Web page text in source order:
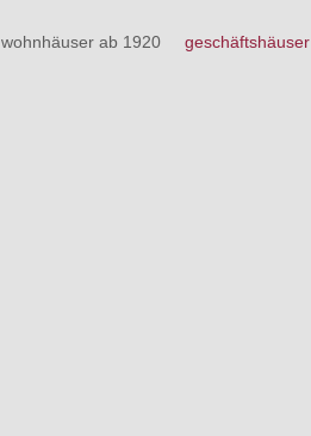
wohnhäuser ab 1920 geschäftshäuser